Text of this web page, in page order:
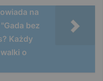
na
bez
Każdy
o